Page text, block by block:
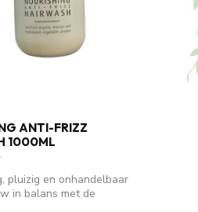
ANTI-FRIZZ
1000ML
pluizig en onhandelbaar
in balans met de